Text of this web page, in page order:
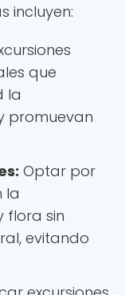
incluyen:
que
la
promuevan
Optar por
la
flora sin
evitando